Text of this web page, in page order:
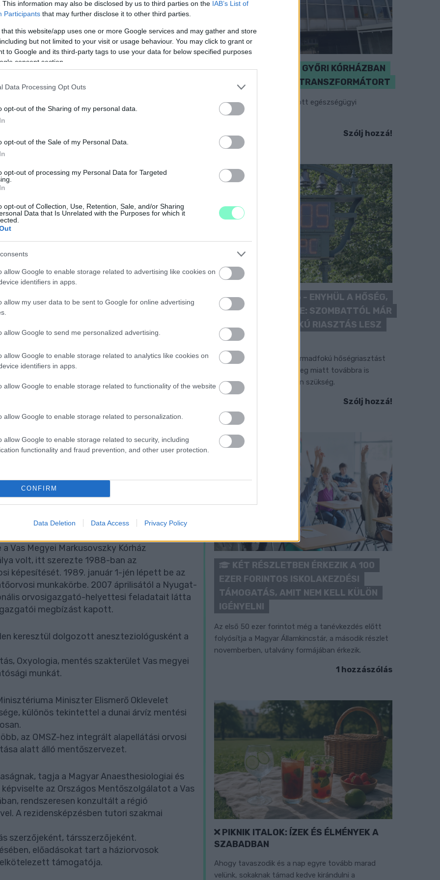
This information may also be disclosed by us to third parties on the IAB’s List of
Participants that may further disclose it to other third parties.
that this website/app uses one or more Google services and may gather and store
but not limited to your visit or usage behaviour. You may click to grant or
to Google and its third-party tags to use your data for below specified purposes
consent section.
Data Processing Opt Outs
opt-out of the Sharing of my personal data.
opt-out of the Sale of my Personal Data.
opt-out of processing my Personal Data for Targeted
opt-out of Collection, Use, Retention, Sale, and/or Sharing
Data that Is Unrelated with the Purposes for which it
allow Google to enable storage related to advertising like cookies on
identifiers in apps.
allow my user data to be sent to Google for online advertising
allow Google to send me personalized advertising.
allow Google to enable storage related to analytics like cookies on
identifiers in apps.
allow Google to enable storage related to functionality of the website
allow Google to enable storage related to personalization.
allow Google to enable storage related to security, including
functionality and fraud prevention, and other user protection.
CONFIRM
Data Deletion Data Access Privacy Policy
káplánja volt. 1928-ban szülővárosa
címzetes apát, főesperes és pápai
megyéspüspöknek nevezte ki.
március 25-én foglalta el a szombathelyi
divitias Christi” – Hirdetem Krisztus
történetének legkritikusabb idején, a német
püspöke. Minden tőle telhetőt
minősített konvertita-
tiltakozott a zsidóellenes törvények ellen,
voltak. Josef Smej néhai maribori püspök
nem engedte a kispapokat sétára menni a
az embereknek „Éljen Szálasi!” köszöntéssel
menekültáradat megsegítésére elrendelte,
sorsú menekültek segélyezésére fordítsák.
is romba döntötte. Kovács Sándor
1947. szeptember 7-én újraszentelték a
tízezres tömegének a részvételével.
érsekkel közösen dr. Batthyány-Strattmann
ben a bombayi eucharisztikus
Liturgiai Tanács vezetésére kapott
a római Liturgikus Konzílium tagjának. A
elkísérte, VI. Pál pápa segélye
egyházmegyék, valamint a kölni érsek, a
segítették a Sarlós
24-én, életének 80., papságának 58. és
Székesegyházban helyezték örök
Egyetem Általános Orvostudományi
Vas Megyei Markusovszky Kórház
volt, itt szerezte 1988-ban az
képesítését. 1989. január 1-jén lépett be az
munkakörbe. 2007 áprilisától a Nyugat-
orvosigazgató-helyettesi feladatait látta
megbízást kapott.
keresztül dolgozott aneszteziológusként a
Oxyologia, mentés szakterület Vas megyei
munkát.
Miniszter Elismerő Oklevelet
különös tekintettel a dunai árvíz mentési
az OMSZ-hez integrált alapellátási orvosi
alatt álló mentőszervezet.
tagja a Magyar Anaesthesiologiai és
az Országos Mentőszolgálatot a Vas
rendszeresen konzultált a régió
A rezidensképzésben tutori szakmai
szerzőjeként, társszerzőjeként.
előadásokat tart a háziorvosok
támogatója.
KICSERÉLTÉK A GYŐRI KÓRHÁZBAN
MEGHIBÁSODOTT TRANSZFORMÁTORT
Megkezdték az elhalasztott egészségügyi
ellátásokat.
Szólj hozzá!
KÁNIKULA 2026 - ENYHÜL A HŐSÉG,
DE MÉG NINCS VÉGE: SZOMBATTÓL MÁR
“CSAK” MÁSODFOKÚ RIASZTÁS LESZ
ÉRVÉNYBEN
A július vége óta tartó harmadfokú hőségriasztást
mérséklik, de a tartós meleg miatt továbbra is
fokozott óvatosságra van szükség.
Szólj hozzá!
KÉT RÉSZLETBEN ÉRKEZIK A 100
EZER FORINTOS ISKOLAKEZDÉSI
TÁMOGATÁS, AMIT NEM KELL KÜLÖN
IGÉNYELNI
Az első 50 ezer forintot még a tanévkezdés előtt
folyósítja a Magyar Államkincstár, a második részlet
novemberben, utalvány formájában érkezik.
1 hozzászólás
PIKNIK ITALOK: ÍZEK ÉS ÉLMÉNYEK A
SZABADBAN
Ahogy tavaszodik és a nap egyre tovább marad
velünk, sokaknak támad kedve kirándulni a